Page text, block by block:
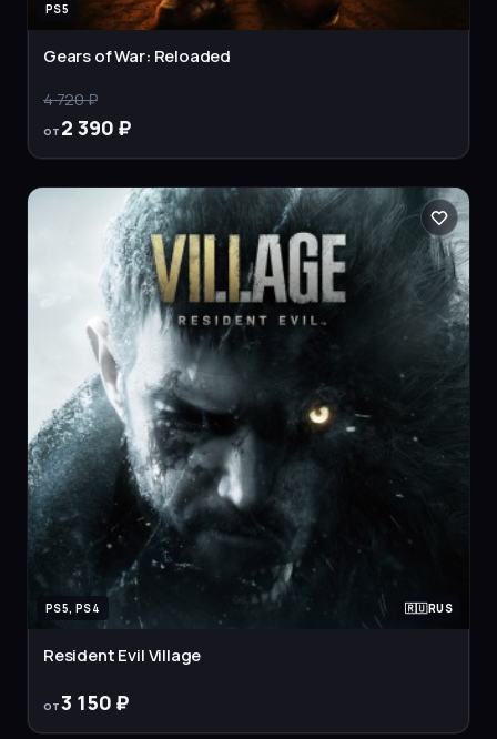
PS5
Gears of War: Reloaded
4 720 ₽
от 2 390 ₽
PS5, PS4 RUS
Resident Evil Village
от3 150 ₽